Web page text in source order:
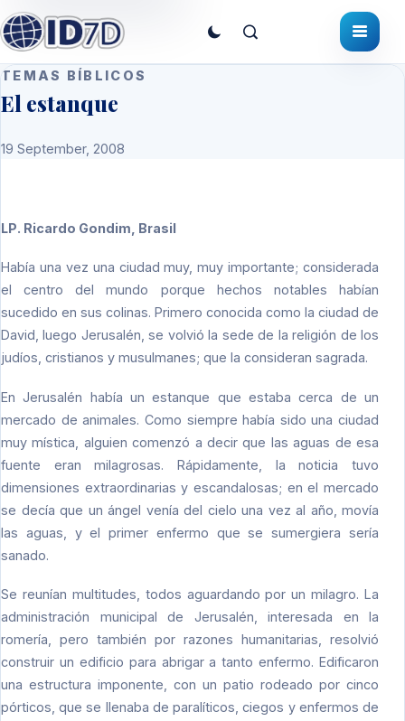
TEMAS BÍBLICOS
El estanque
19 September, 2008
LP. Ricardo Gondim, Brasil
Había una vez una ciudad muy, muy importante; considerada
el centro del mundo porque hechos notables habían
sucedido en sus colinas. Primero conocida como la ciudad de
David, luego Jerusalén, se volvió la sede de la religión de los
judíos, cristianos y musulmanes; que la consideran sagrada.
En Jerusalén había un estanque que estaba cerca de un
mercado de animales. Como siempre había sido una ciudad
muy mística, alguien comenzó a decir que las aguas de esa
fuente eran milagrosas. Rápidamente, la noticia tuvo
dimensiones extraordinarias y escandalosas; en el mercado
se decía que un ángel venía del cielo una vez al año, movía
las aguas, y el primer enfermo que se sumergiera sería
sanado.
Se reunían multitudes, todos aguardando por un milagro. La
administración municipal de Jerusalén, interesada en la
romería, pero también por razones humanitarias, resolvió
construir un edificio para abrigar a tanto enfermo. Edificaron
una estructura imponente, con un patio rodeado por cinco
pórticos, que se llenaba de paralíticos, ciegos y enfermos de